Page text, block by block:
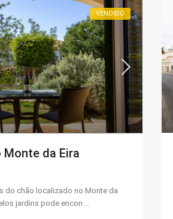
VENDIDO
Monte da Eira
do chão localizado no Monte da
jardins pode encon